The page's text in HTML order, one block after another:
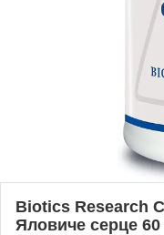
Biotics Research
Яловиче серце 60